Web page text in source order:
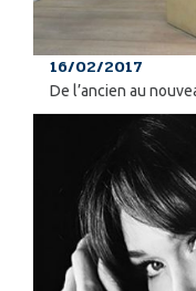
16/02/2017
De l’ancien au